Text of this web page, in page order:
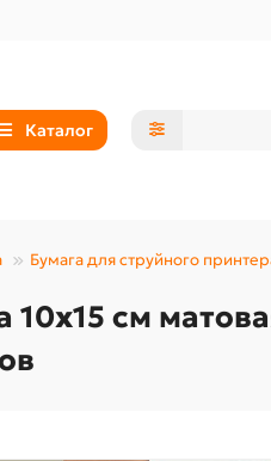
Каталог
Бумага для струйного
10х15 см